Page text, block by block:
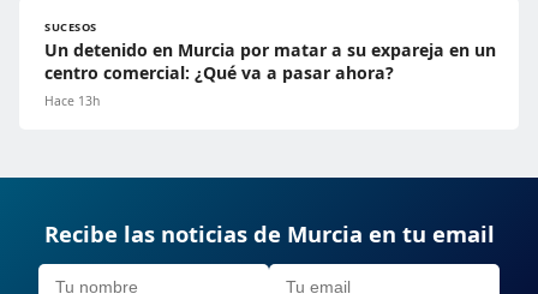
SUCESOS
Un detenido en Murcia por matar a su expareja en un
centro comercial: ¿Qué va a pasar ahora?
Hace 13h
Recibe las noticias de Murcia en tu email